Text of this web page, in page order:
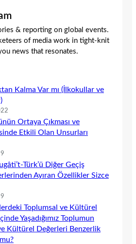
& reporting on global events.
of media work in tight-knit
news that resonates.
Kalma Var mı (İlkokullar ve
Ortaya Çıkması ve
Etkili Olan Unsurları
Türk’ü Diğer Geçiş
Ayıran Özellikler Sizce
Toplumsal ve Kültürel
Yaşadığımız Toplumun
Kültürel Değerleri Benzerlik